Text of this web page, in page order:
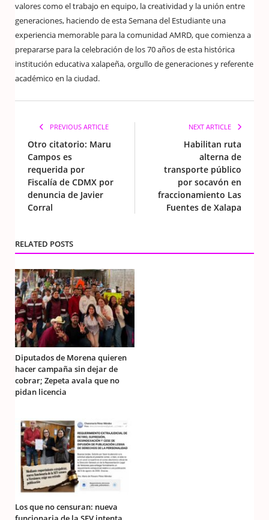
valores como el trabajo en equipo, la creatividad y la unión entre
generaciones, haciendo de esta Semana del Estudiante una
experiencia memorable para la comunidad AMRD, que comienza a
prepararse para la celebración de los 70 años de esta histórica
institución educativa xalapeña, orgullo de generaciones y referente
académico en la ciudad.
PREVIOUS ARTICLE
Otro citatorio: Maru
Campos es
requerida por
Fiscalía de CDMX por
denuncia de Javier
Corral
NEXT ARTICLE
Habilitan ruta
alterna de
transporte público
por socavón en
fraccionamiento Las
Fuentes de Xalapa
RELATED POSTS
Diputados de Morena quieren
hacer campaña sin dejar de
cobrar; Zepeta avala que no
pidan licencia
Los que no censuran: nueva